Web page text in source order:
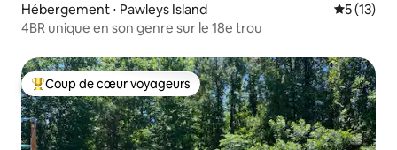
Hébergement ⋅ Pawleys Island
5 (13)
4BR unique en son genre sur le 18e trou
Coups de cœur voyageurs les plus appréciés
Coup de cœur voyageurs